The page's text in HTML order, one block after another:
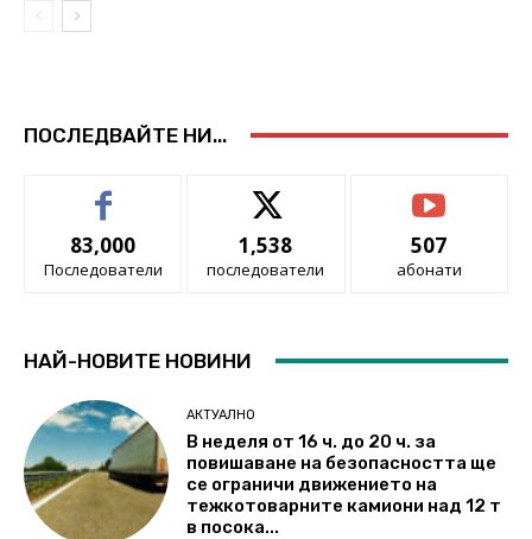
ПОСЛЕДВАЙТЕ НИ...
83,000
Последователи
1,538
последователи
507
абонати
НАЙ-НОВИТЕ НОВИНИ
АКТУАЛНО
В неделя от 16 ч. до 20 ч. за
повишаване на безопасността ще
се ограничи движението на
тежкотоварните камиони над 12 т
в посока...